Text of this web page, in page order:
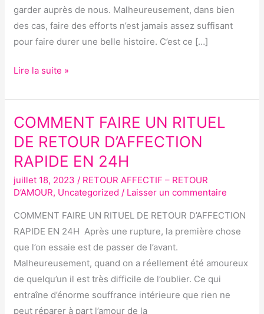
garder auprès de nous. Malheureusement, dans bien
des cas, faire des efforts n’est jamais assez suffisant
pour faire durer une belle histoire. C’est ce […]
EFFICACE
Lire la suite »
COMMENT FAIRE UN RITUEL
DE RETOUR D’AFFECTION
RAPIDE EN 24H
juillet 18, 2023/ RETOUR AFFECTIF – RETOUR
D’AMOUR, Uncategorized / Laisser un commentaire
COMMENT FAIRE UN RITUEL DE RETOUR D’AFFECTION
RAPIDE EN 24H Après une rupture, la première chose
que l’on essaie est de passer de l’avant.
Malheureusement, quand on a réellement été amoureux
de quelqu’un il est très difficile de l’oublier. Ce qui
entraîne d’énorme souffrance intérieure que rien ne
peut réparer à part l’amour de la
COMMENT
FAIRE
RITUEL
DE
RETOUR
D’AFFECTION
RAPIDE
EN
24H